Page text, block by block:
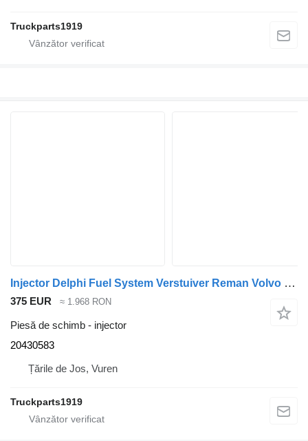
Truckparts1919
Injector Delphi Fuel System Verstuiver Reman Volvo 20430583 pentru camion
375 EUR ≈ 1.968 RON
Piesă de schimb - injector
20430583
Țările de Jos, Vuren
Truckparts1919